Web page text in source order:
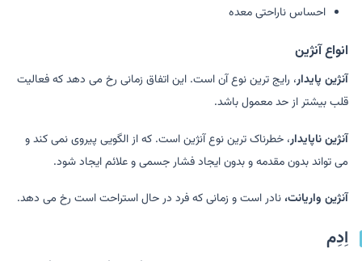
احساس ناراحتی معده
انواع آنژین
آنژین پایدار، رایج ترین نوع آن است. این اتفاق زمانی رخ می دهد که فعالیت
قلب بیشتر از حد معمول باشد.
آنژین ناپایدار، خطرناک ترین نوع آنژین است. که از الگویی پیروی نمی کند و
می تواند بدون مقدمه و بدون ایجاد فشار جسمی و علائم ایجاد شود.
آنژین واریانت،نادر است و زمانی که فرد در حال استراحت است رخ می دهد.
اِدِم